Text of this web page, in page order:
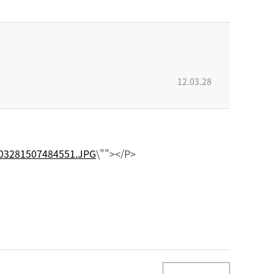
12.03.28
\""></P>